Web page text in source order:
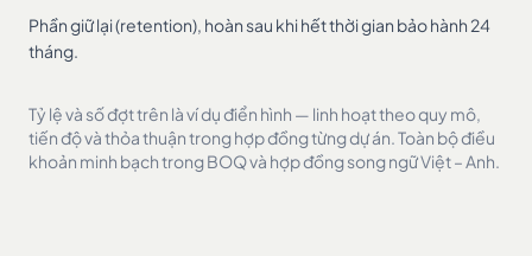
Phần giữ lại (retention), hoàn sau khi hết thời gian bảo hành 24
tháng.
Tỷ lệ và số đợt trên là ví dụ điển hình — linh hoạt theo quy mô,
tiến độ và thỏa thuận trong hợp đồng từng dự án. Toàn bộ điều
khoản minh bạch trong BOQ và hợp đồng song ngữ Việt – Anh.